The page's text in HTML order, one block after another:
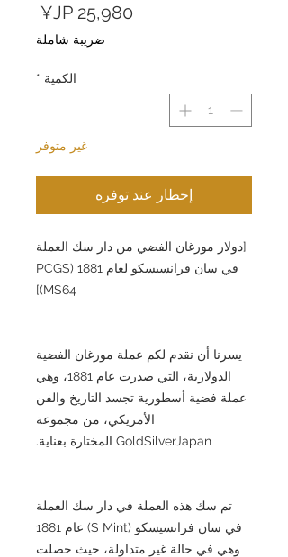
ضريبة شاملة
الكمية *
غير متوفر
إخطار عند توفره
[دولار مورغان الفضي من دار سك العملة
في سان فرانسيسكو لعام 1881 (PCGS
MS64)]
يسرنا أن نقدم لكم عملة مورغان الفضية
الدولارية، التي صدرت عام 1881، وهي
عملة فضية أسطورية تجسد التاريخ والفن
الأمريكي، من مجموعة
GoldSilverJapan المختارة بعناية.
تم سك هذه العملة في دار سك العملة
في سان فرانسيسكو (S Mint) عام 1881
وهي في حالة غير متداولة، حيث حصلت